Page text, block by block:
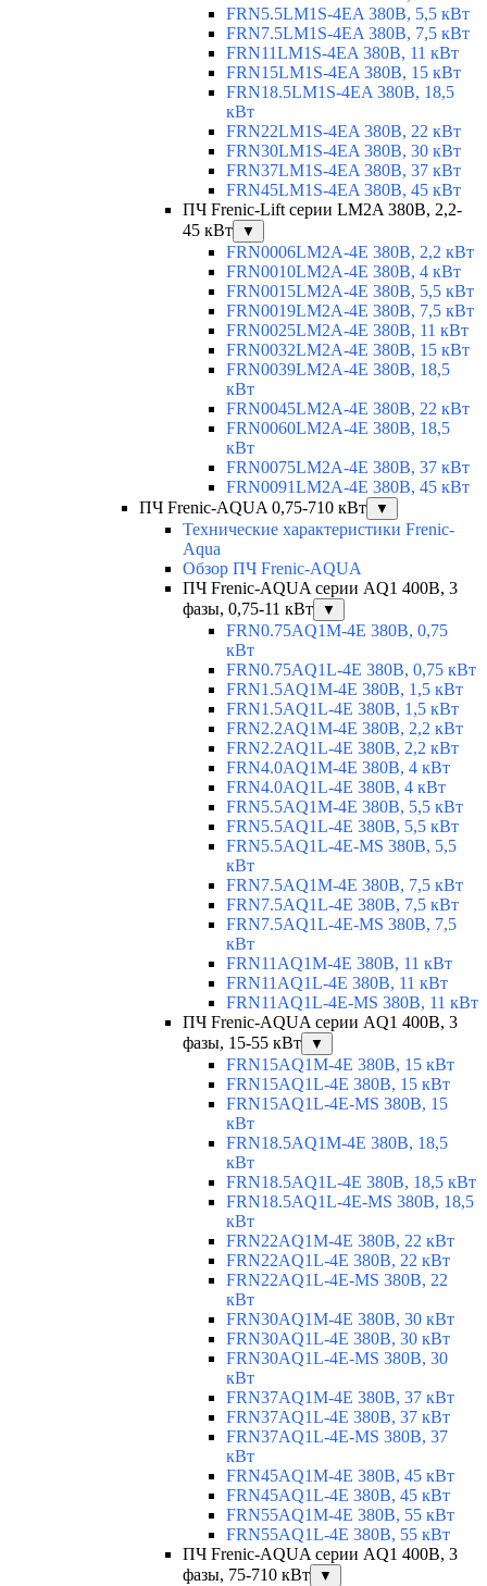
FRN5.5LM1S-4EA 380В, 5,5 кВт
FRN7.5LM1S-4EA 380В, 7,5 кВт
FRN11LM1S-4EA 380В, 11 кВт
FRN15LM1S-4EA 380В, 15 кВт
FRN18.5LM1S-4EA 380В, 18,5
кВт
FRN22LM1S-4EA 380В, 22 кВт
FRN30LM1S-4EA 380В, 30 кВт
FRN37LM1S-4EA 380В, 37 кВт
FRN45LM1S-4EA 380В, 45 кВт
ПЧ Frenic-Lift серии LM2A 380В, 2,2-
45 кВт
▼
FRN0006LM2A-4E 380В, 2,2 кВт
FRN0010LM2A-4E 380В, 4 кВт
FRN0015LM2A-4E 380В, 5,5 кВт
FRN0019LM2A-4E 380В, 7,5 кВт
FRN0025LM2A-4E 380В, 11 кВт
FRN0032LM2A-4E 380В, 15 кВт
FRN0039LM2A-4E 380В, 18,5
кВт
FRN0045LM2A-4E 380В, 22 кВт
FRN0060LM2A-4E 380В, 18,5
кВт
FRN0075LM2A-4E 380В, 37 кВт
FRN0091LM2A-4E 380В, 45 кВт
ПЧ Frenic-AQUA 0,75-710 кВт
▼
Технические характеристики Frenic-
Aqua
Обзор ПЧ Frenic-AQUA
ПЧ Frenic-AQUA серии AQ1 400В, 3
фазы, 0,75-11 кВт
▼
FRN0.75AQ1M-4E 380В, 0,75
кВт
FRN0.75AQ1L-4E 380В, 0,75 кВт
FRN1.5AQ1M-4E 380В, 1,5 кВт
FRN1.5AQ1L-4E 380В, 1,5 кВт
FRN2.2AQ1M-4E 380В, 2,2 кВт
FRN2.2AQ1L-4E 380В, 2,2 кВт
FRN4.0AQ1M-4E 380В, 4 кВт
FRN4.0AQ1L-4E 380В, 4 кВт
FRN5.5AQ1M-4E 380В, 5,5 кВт
FRN5.5AQ1L-4E 380В, 5,5 кВт
FRN5.5AQ1L-4E-MS 380В, 5,5
кВт
FRN7.5AQ1M-4E 380В, 7,5 кВт
FRN7.5AQ1L-4E 380В, 7,5 кВт
FRN7.5AQ1L-4E-MS 380В, 7,5
кВт
FRN11AQ1M-4E 380В, 11 кВт
FRN11AQ1L-4E 380В, 11 кВт
FRN11AQ1L-4E-MS 380В, 11 кВт
ПЧ Frenic-AQUA серии AQ1 400В, 3
фазы, 15-55 кВт
▼
FRN15AQ1M-4E 380В, 15 кВт
FRN15AQ1L-4E 380В, 15 кВт
FRN15AQ1L-4E-MS 380В, 15
кВт
FRN18.5AQ1M-4E 380В, 18,5
кВт
FRN18.5AQ1L-4E 380В, 18,5 кВт
FRN18.5AQ1L-4E-MS 380В, 18,5
кВт
FRN22AQ1M-4E 380В, 22 кВт
FRN22AQ1L-4E 380В, 22 кВт
FRN22AQ1L-4E-MS 380В, 22
кВт
FRN30AQ1M-4E 380В, 30 кВт
FRN30AQ1L-4E 380В, 30 кВт
FRN30AQ1L-4E-MS 380В, 30
кВт
FRN37AQ1M-4E 380В, 37 кВт
FRN37AQ1L-4E 380В, 37 кВт
FRN37AQ1L-4E-MS 380В, 37
кВт
FRN45AQ1M-4E 380В, 45 кВт
FRN45AQ1L-4E 380В, 45 кВт
FRN55AQ1M-4E 380В, 55 кВт
FRN55AQ1L-4E 380В, 55 кВт
ПЧ Frenic-AQUA серии AQ1 400В, 3
фазы, 75-710 кВт
▼